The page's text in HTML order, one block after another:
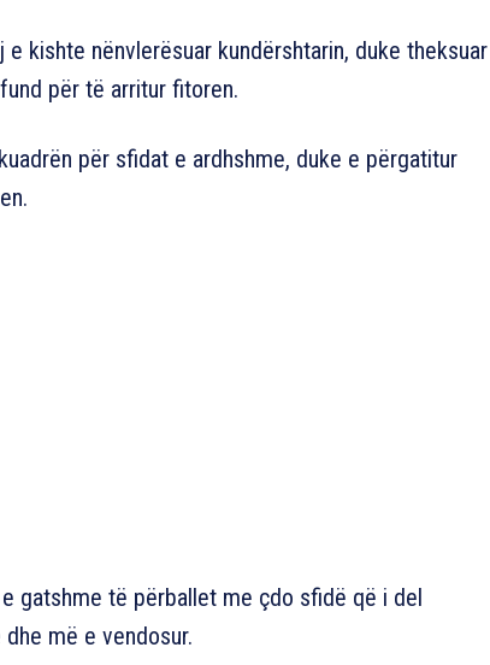
kishte nënvlerësuar kundërshtarin, duke theksuar
për të arritur fitoren.
për sfidat e ardhshme, duke e përgatitur
gatshme të përballet me çdo sfidë që i del
më e vendosur.